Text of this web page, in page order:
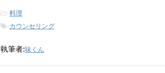
-料理
-カウンセリング
執筆者:味くん